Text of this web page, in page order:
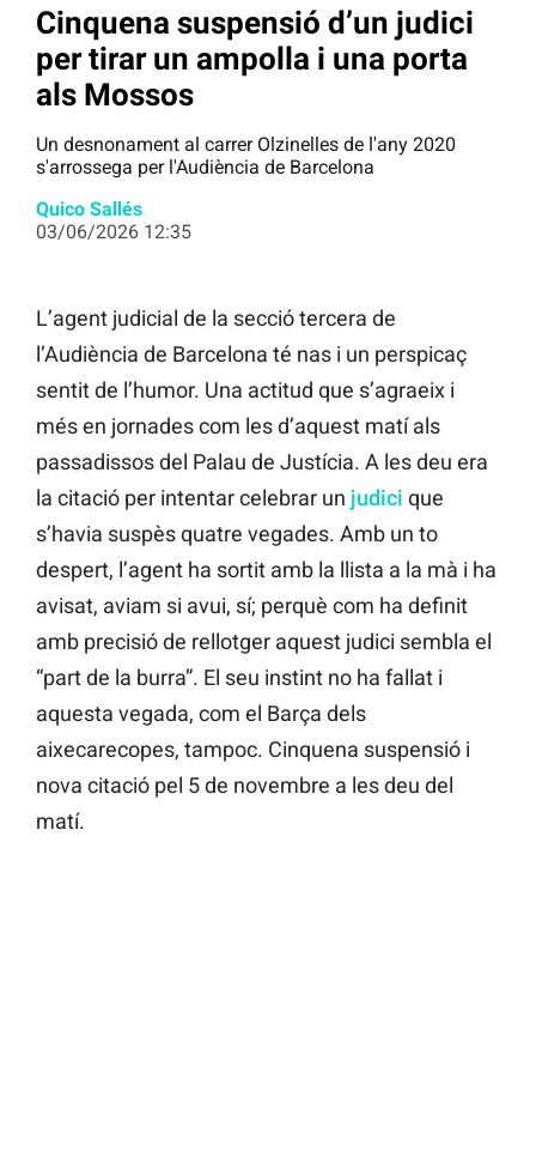
Cinquena suspensió d’un judici
per tirar un ampolla i una porta
als Mossos
Un desnonament al carrer Olzinelles de l'any 2020
s'arrossega per l'Audiència de Barcelona
Quico Sallés
03/06/2026 12:35
L’agent judicial de la secció tercera de
l’Audiència de Barcelona té nas i un perspicaç
sentit de l’humor. Una actitud que s’agraeix i
més en jornades com les d’aquest matí als
passadissos del Palau de Justícia. A les deu era
la citació per intentar celebrar un judici que
s’havia suspès quatre vegades. Amb un to
despert, l’agent ha sortit amb la llista a la mà i ha
avisat, aviam si avui, sí; perquè com ha definit
amb precisió de rellotger aquest judici sembla el
“part de la burra”. El seu instint no ha fallat i
aquesta vegada, com el Barça dels
aixecarecopes, tampoc. Cinquena suspensió i
nova citació pel 5 de novembre a les deu del
matí.